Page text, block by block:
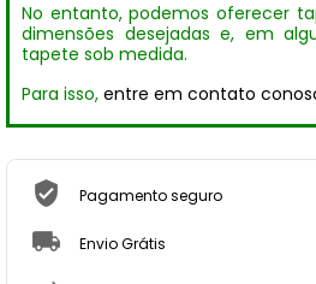
No entanto, podemos oferecer
dimensões desejadas e, em
tapete sob medida.
Para isso, entre em contato
Pagamento seguro
Envio Grátis